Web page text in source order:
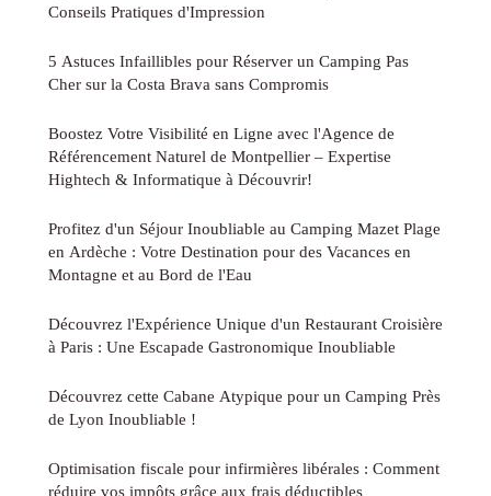
Conseils Pratiques d'Impression
5 Astuces Infaillibles pour Réserver un Camping Pas
Cher sur la Costa Brava sans Compromis
Boostez Votre Visibilité en Ligne avec l'Agence de
Référencement Naturel de Montpellier – Expertise
Hightech & Informatique à Découvrir!
Profitez d'un Séjour Inoubliable au Camping Mazet Plage
en Ardèche : Votre Destination pour des Vacances en
Montagne et au Bord de l'Eau
Découvrez l'Expérience Unique d'un Restaurant Croisière
à Paris : Une Escapade Gastronomique Inoubliable
Découvrez cette Cabane Atypique pour un Camping Près
de Lyon Inoubliable !
Optimisation fiscale pour infirmières libérales : Comment
réduire vos impôts grâce aux frais déductibles